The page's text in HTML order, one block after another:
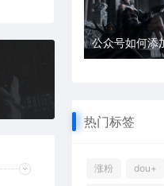
热门标签
涨粉 dou+